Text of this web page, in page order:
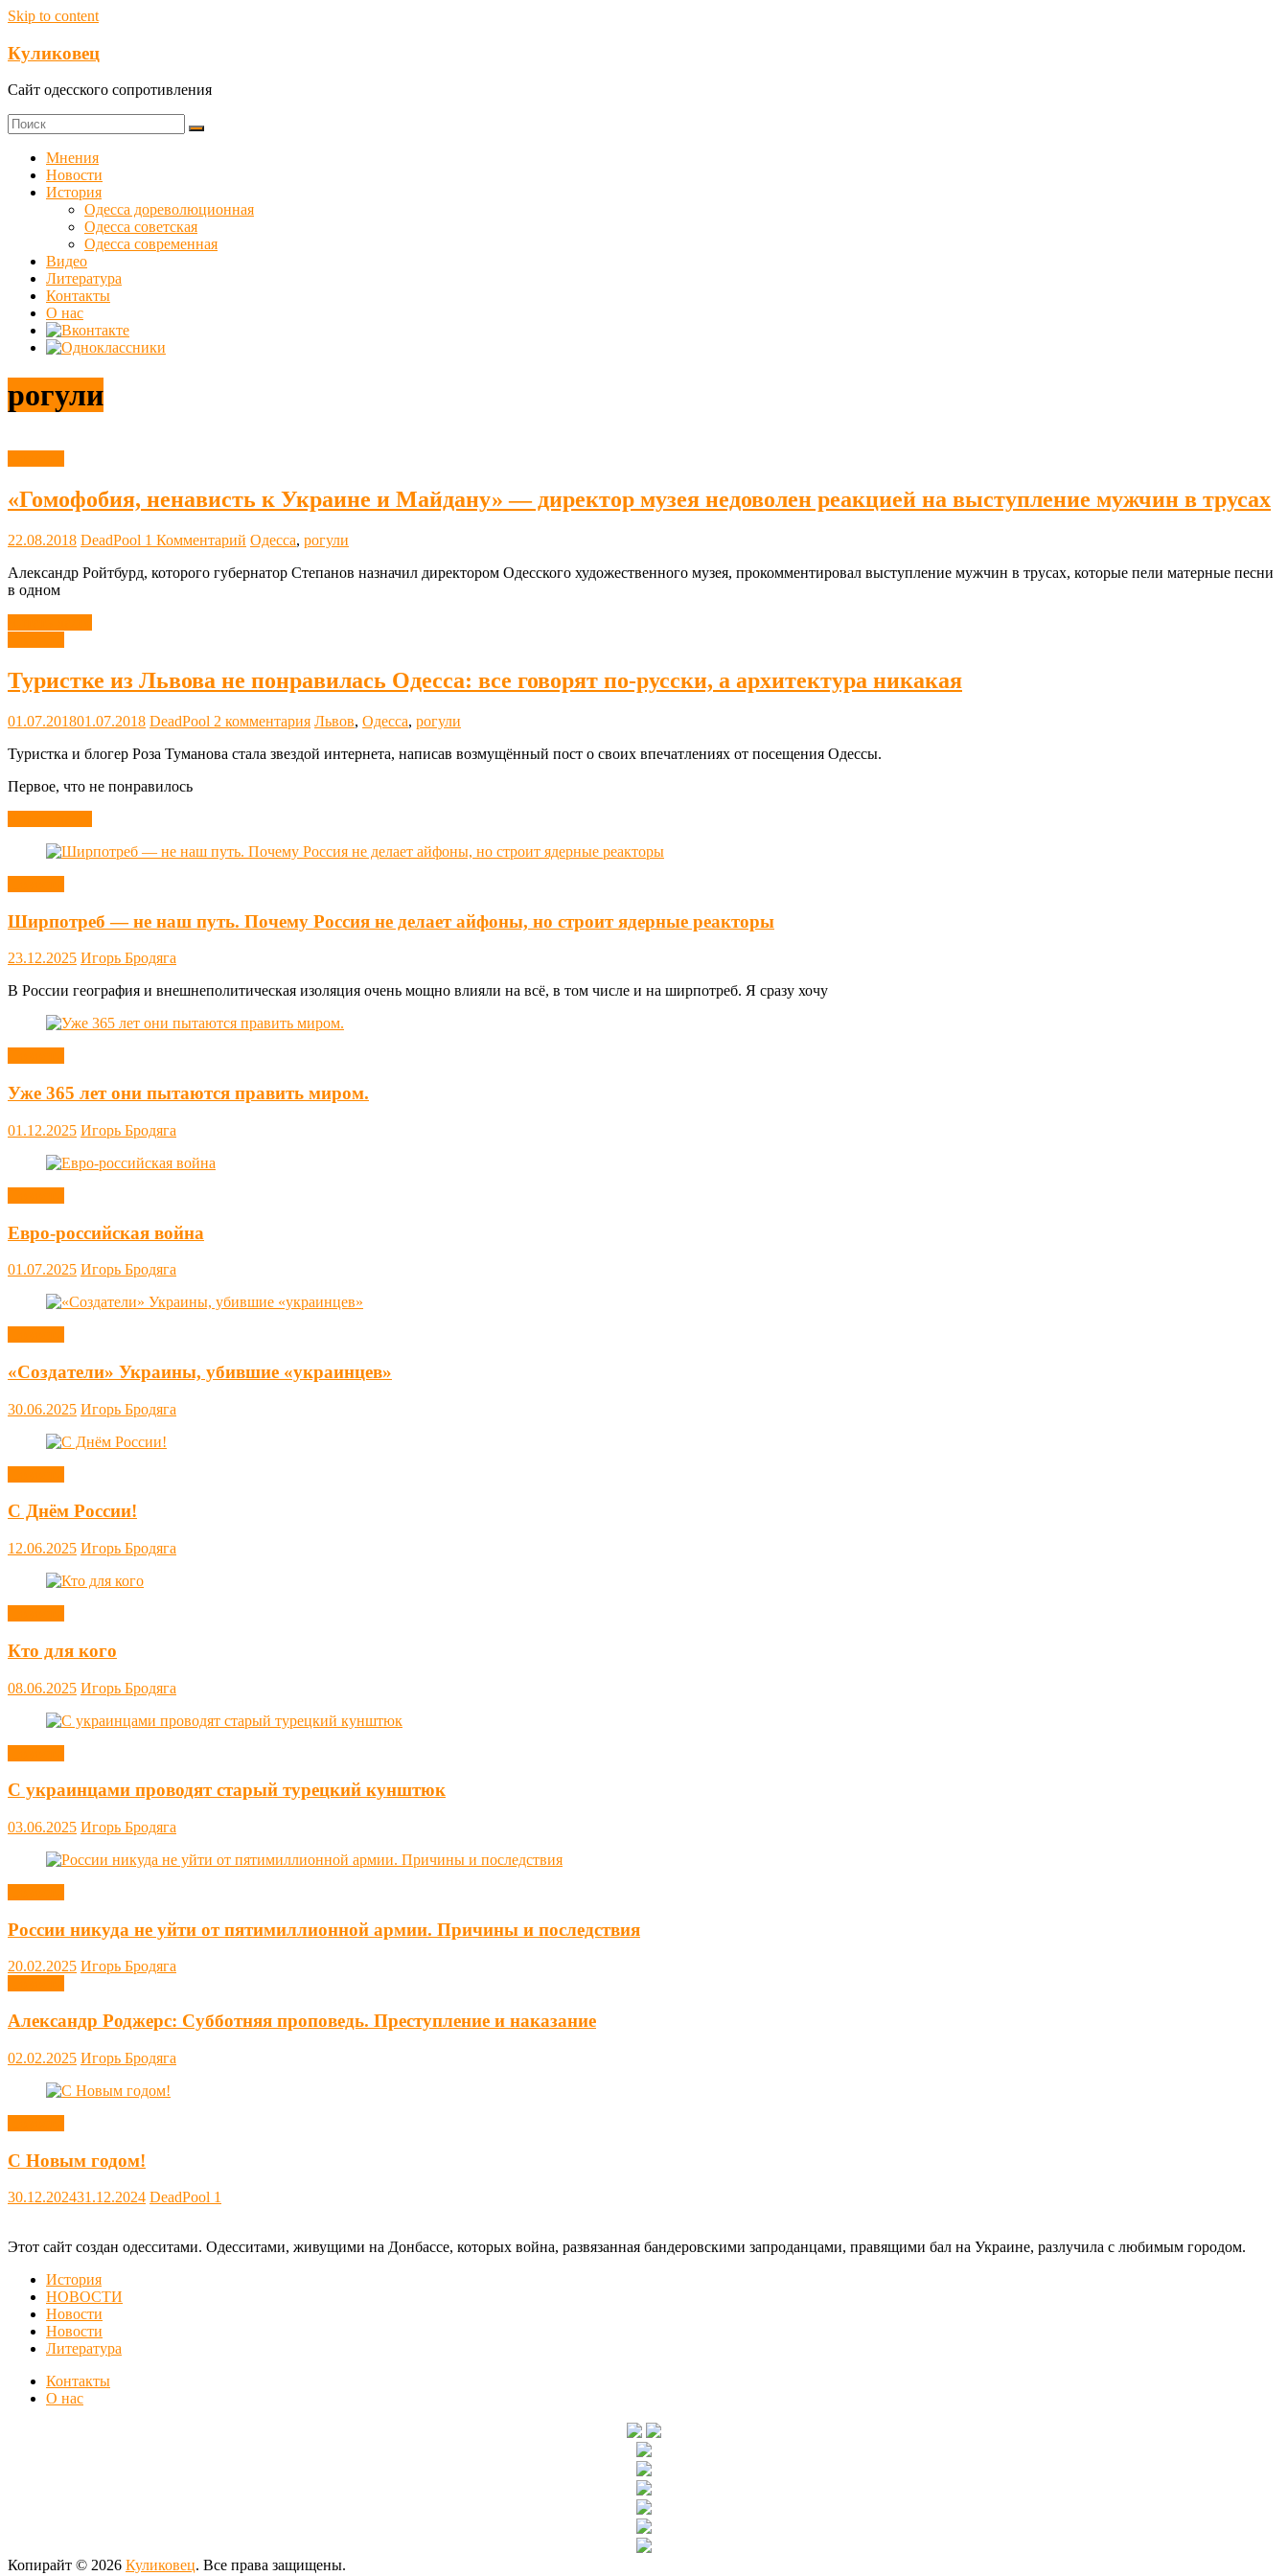
Skip to content
Куликовец
Сайт одесского сопротивления
Мнения
Новости
История
Одесса дореволюционная
Одесса советская
Одесса современная
Видео
Литература
Контакты
О нас
рогули
«Гомофобия, ненависть к Украине и Майдану» — директор музея недоволен реакцией на выступление мужчин в трусах
22.08.2018 DeadPool 1 Комментарий Одесса, рогули
Александр Ройтбурд, которого губернатор Степанов назначил директором Одесского художественного музея, прокомментировал выступление мужчин в трусах, которые пели матерные песни
в одном
Туристке из Львова не понравилась Одесса: все говорят по-русски, а архитектура никакая
01.07.201801.07.2018 DeadPool 2 комментария Львов, Одесса, рогули
Туристка и блогер Роза Туманова стала звездой интернета, написав возмущённый пост о своих впечатлениях от посещения Одессы.
Первое, что не понравилось
Ширпотреб — не наш путь. Почему Россия не делает айфоны, но строит ядерные реакторы
23.12.2025 Игорь Бродяга
В России география и внешнеполитическая изоляция очень мощно влияли на всё, в том числе и на ширпотреб. Я сразу хочу
Уже 365 лет они пытаются править миром.
01.12.2025 Игорь Бродяга
Евро-российская война
01.07.2025 Игорь Бродяга
«Создатели» Украины, убившие «украинцев»
30.06.2025 Игорь Бродяга
С Днём России!
12.06.2025 Игорь Бродяга
Кто для кого
08.06.2025 Игорь Бродяга
С украинцами проводят старый турецкий кунштюк
03.06.2025 Игорь Бродяга
России никуда не уйти от пятимиллионной армии. Причины и последствия
20.02.2025 Игорь Бродяга
Александр Роджерс: Субботняя проповедь. Преступление и наказание
02.02.2025 Игорь Бродяга
С Новым годом!
30.12.202431.12.2024 DeadPool 1
Этот сайт создан одесситами. Одесситами, живущими на Донбассе, которых война, развязанная бандеровскими запроданцами, правящими бал на Украине, разлучила с любимым городом.
История
НОВОСТИ
Новости
Новости
Литература
Контакты
О нас
Копирайт © 2026 Куликовец. Все права защищены.